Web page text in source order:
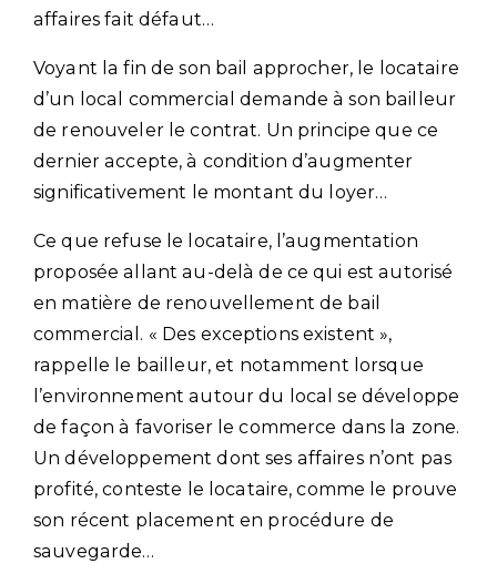
affaires fait défaut…
Voyant la fin de son bail approcher, le locataire
d’un local commercial demande à son bailleur
de renouveler le contrat. Un principe que ce
dernier accepte, à condition d’augmenter
significativement le montant du loyer…
Ce que refuse le locataire, l’augmentation
proposée allant au-delà de ce qui est autorisé
en matière de renouvellement de bail
commercial. « Des exceptions existent »,
rappelle le bailleur, et notamment lorsque
l’environnement autour du local se développe
de façon à favoriser le commerce dans la zone.
Un développement dont ses affaires n’ont pas
profité, conteste le locataire, comme le prouve
son récent placement en procédure de
sauvegarde…